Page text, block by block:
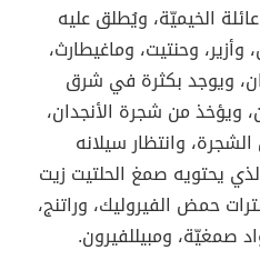
الخيميّة، ويُطلق عليه
وحنتيت، وماغيطارث،
ويوجد بكثرة في شرق
ويؤخذ من شجرة الأنجدان،
وانتظار سيلانه
يحتويه صمغ الحلتيت زيت
حمض الفيروليك، وراتنج،
صمغيّة، ومبيللفيرون.